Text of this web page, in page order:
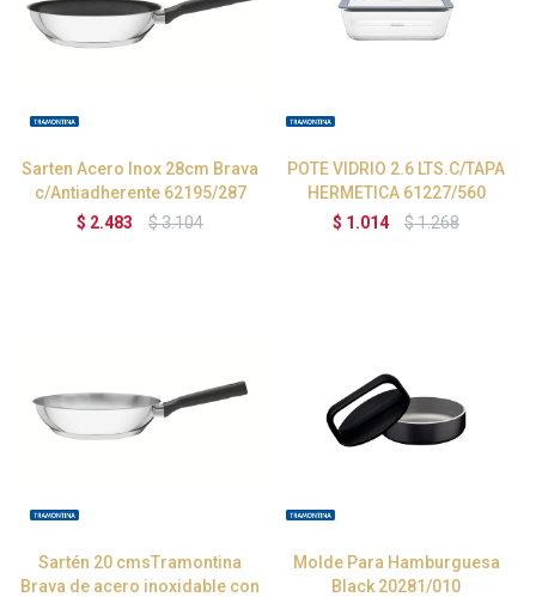
Sarten Acero Inox 28cm Brava
c/Antiadherente 62195/287
$ 2.483 $3.104
POTE VIDRIO 2.6 LTS.C/TAPA
HERMETICA 61227/560
$ 1.014 $1.268
Sartén 20 cmsTramontina
Brava de acero inoxidable con
Molde Para Hamburguesa
Black 20281/010